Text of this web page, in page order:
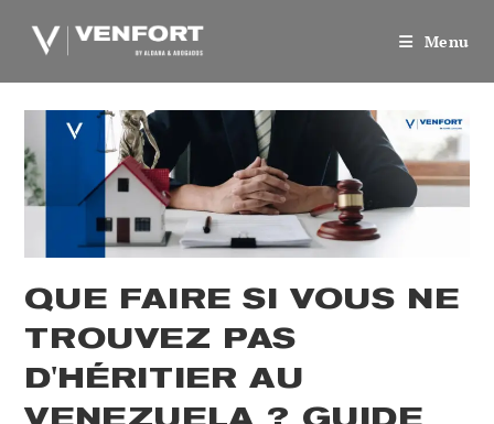
Menu
QUE FAIRE SI VOUS NE
TROUVEZ PAS
D'HÉRITIER AU